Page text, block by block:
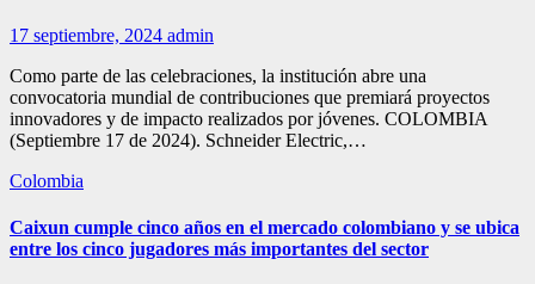
17 septiembre, 2024 admin
Como parte de las celebraciones, la institución abre una
convocatoria mundial de contribuciones que premiará proyectos
innovadores y de impacto realizados por jóvenes. COLOMBIA
(Septiembre 17 de 2024). Schneider Electric,…
Colombia
Caixun cumple cinco años en el mercado colombiano y se ubica
entre los cinco jugadores más importantes del sector